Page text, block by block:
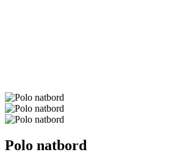
Polo natbord